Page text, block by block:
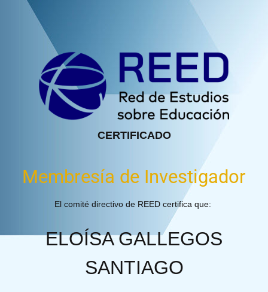
CERTIFICADO
Membresía de Investigador
El comité directivo de REED certifica que:
ELOÍSA GALLEGOS
SANTIAGO